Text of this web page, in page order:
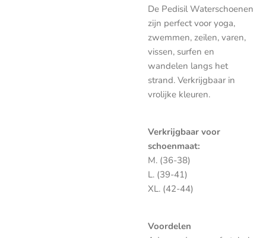
De Pedisil Waterschoenen
zijn perfect voor yoga,
zwemmen, zeilen, varen,
vissen, surfen en
wandelen langs het
strand. Verkrijgbaar in
vrolijke kleuren.
Verkrijgbaar voor
schoenmaat:
M. (36-38)
L. (39-41)
XL. (42-44)
Voordelen